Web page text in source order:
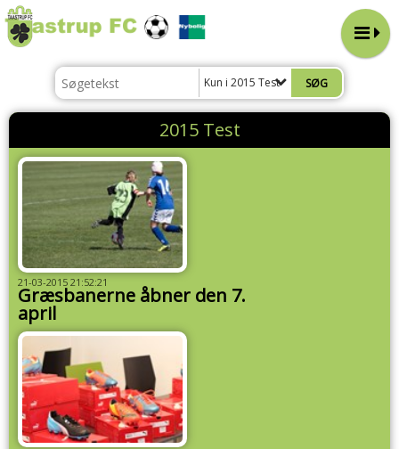
Kun i 2015 Test
2015 Test
21-03-2015 21:52:21
Græsbanerne åbner den 7.
april